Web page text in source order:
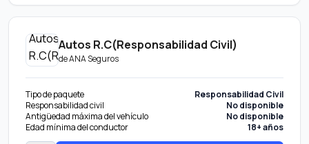
Autos R.C(Responsabilidad Civil)
deANA Seguros
Tipo de paquete
Responsabilidad Civil
Responsabilidad civil
No disponible
Antigüedad máxima del vehículo
No disponible
Edad mínima del conductor
18+ años